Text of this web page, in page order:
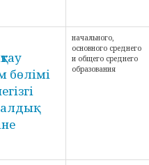
бөлімі
начального,
основного среднего
и общего среднего
образования